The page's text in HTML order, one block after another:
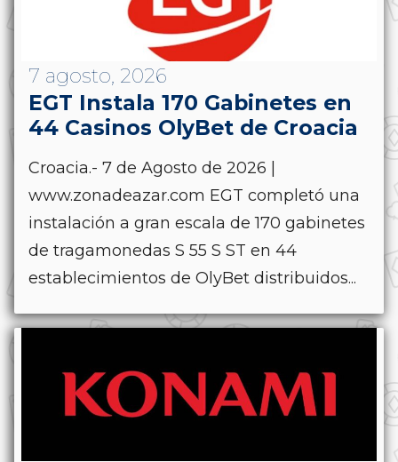
7 agosto, 2026
EGT Instala 170 Gabinetes en
44 Casinos OlyBet de Croacia
Croacia.- 7 de Agosto de 2026 |
www.zonadeazar.com EGT completó una
instalación a gran escala de 170 gabinetes
de tragamonedas S 55 S ST en 44
establecimientos de OlyBet distribuidos...